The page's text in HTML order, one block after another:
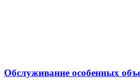
Обслуживание особенных